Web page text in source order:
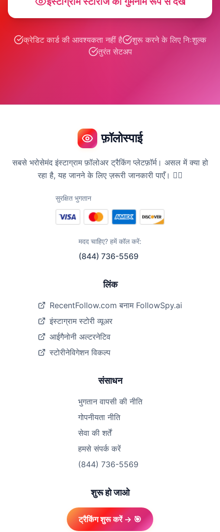
क्रेडिट कार्ड की आवश्यकता नहीं है
शुरू करने के लिए निःशुल्क
तुरंत सेटअप
फ़ॉलोस्पाई
सबसे भरोसेमंद इंस्टाग्राम फ़ॉलोअर ट्रैकिंग प्लेटफ़ॉर्म। असल में क्या हो
रहा है, यह जानने के लिए ज़रूरी जानकारी पाएँ। 🕵️‍♀️
सुरक्षित भुगतान
मदद चाहिए? हमें कॉल करें:
(844) 736-5569
लिंक
RecentFollow.com बनाम FollowSpy.ai
इंस्टाग्राम स्टोरी व्यूअर
आईगैनोनी अल्टरनेटिव
स्टोरीनेविगेशन विकल्प
संसाधन
भुगतान वापसी की नीति
गोपनीयता नीति
सेवा की शर्तें
हमसे संपर्क करें
(844) 736-5569
शुरू हो जाओ
ट्रैकिंग शुरू करें → 🎯